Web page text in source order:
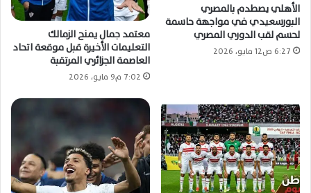
الأهلي يصطدم بالمصري
البورسعيدي في مواجهة حاسمة
لحسم لقب الدوري المصري
6:27 ص12 مايو، 2026
معتمد جمال يمنح الزمالك
التعليمات الأخيرة قبل موقعة اتحاد
العاصمة الجزائري المرتقبة
7:02 م9 مايو، 2026